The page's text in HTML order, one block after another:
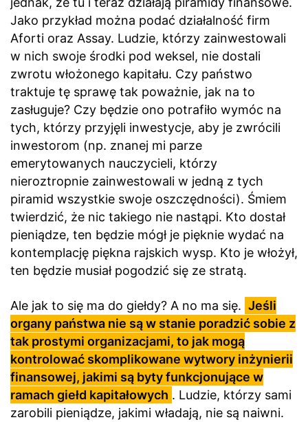
Jako przykład można podać działalność firm
Aforti oraz Assay. Ludzie, którzy zainwestowali
w nich swoje środki pod weksel, nie dostali
zwrotu włożonego kapitału. Czy państwo
traktuje tę sprawę tak poważnie, jak na to
zasługuje? Czy będzie ono potrafiło wymóc na
tych, którzy przyjęli inwestycje, aby je zwrócili
inwestorom (np. znanej mi parze
emerytowanych nauczycieli, którzy
nieroztropnie zainwestowali w jedną z tych
piramid wszystkie swoje oszczędności). Śmiem
twierdzić, że nic takiego nie nastąpi. Kto dostał
pieniądze, ten będzie mógł je pięknie wydać na
kontemplację piękna rajskich wysp. Kto je włożył,
ten będzie musiał pogodzić się ze stratą.
Ale jak to się ma do giełdy? A no ma się. Jeśli
organy państwa nie są w stanie poradzić sobie z
tak prostymi organizacjami, to jak mogą
kontrolować skomplikowane wytwory inżynierii
finansowej, jakimi są byty funkcjonujące w
ramach giełd kapitałowych . Ludzie, którzy sami
zarobili pieniądze, jakimi władają, nie są naiwni.